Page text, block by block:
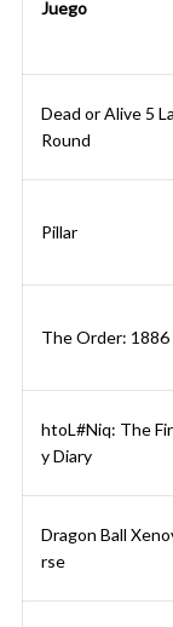
Juego
Dead or Alive 5
Round
Pillar
The Order: 1886
htoL#Niq: The
y Diary
Dragon Ball
rse